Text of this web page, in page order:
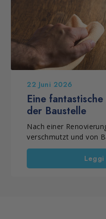
richtigen Lösungen
Rückstände und
Alltagshygiene
langfristig gepflegt
Hausreinigung bietet
Gelegenheit, längst
Haushalt endlich zu
22 Juni 2026
Eine
der Baustelle
Nach einer
verschmutzt und von
gezeichnet wirken.
vollständiges
zunächst eine